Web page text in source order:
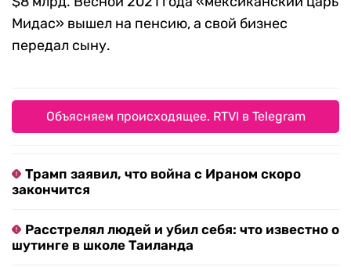
Мидас» вышел на пенсию, а свой бизнес
передал сыну.
Объясняем происходящее. RTVI в Telegram
Трамп заявил, что война с Ираном скоро
закончится
Расстрелял людей и убил себя: что известно о
шутинге в школе Таиланда